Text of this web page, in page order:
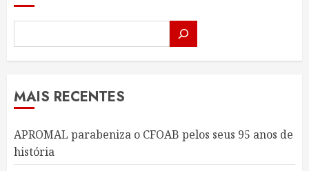
MAIS RECENTES
APROMAL parabeniza o CFOAB pelos seus 95 anos de
história